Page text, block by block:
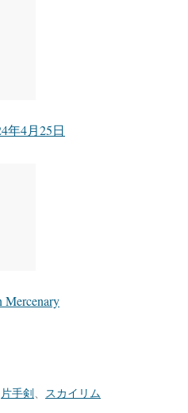
年4月25日
片手剣 スカイリム